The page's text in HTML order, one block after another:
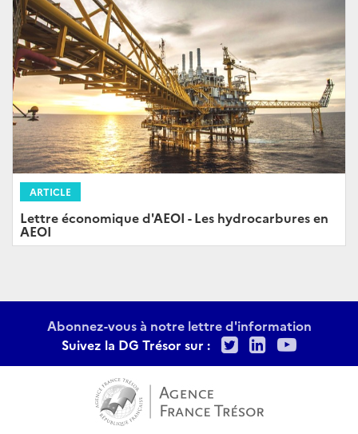
ARTICLE
Lettre économique d'AEOI - Les hydrocarbures en
AEOI
Abonnez-vous à notre lettre d'information
Suivez la DG Trésor sur :
TwitterLinkedIn